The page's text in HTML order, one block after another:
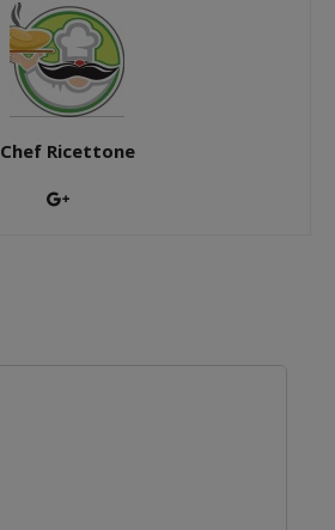
Chef Ricettone